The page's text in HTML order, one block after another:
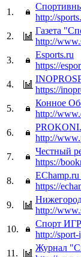
1.
http://
2.
Газета
http://
3.
Esports.ru
https://
4.
https://
5.
Конное
http://
6.
http://
7.
Честный
https://
8.
https://
9.
http://
10.
Спорт
http://
11.
Журнал